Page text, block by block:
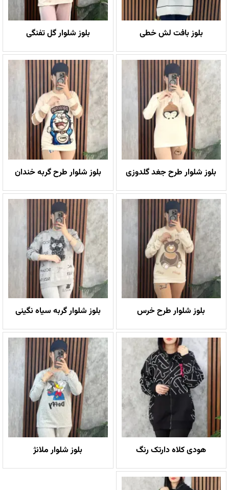
بلوز بافت لش خطی بلوز شلوار گل تفنگی
بلوز شلوار طرح جغد گلدوزی بلوز شلوار طرح گربه خندان
بلوز شلوار طرح خرس بلوز شلوار گربه سیاه نگینی
هودی کلاه دارتک رنگ بلوز شلوار ملانژ